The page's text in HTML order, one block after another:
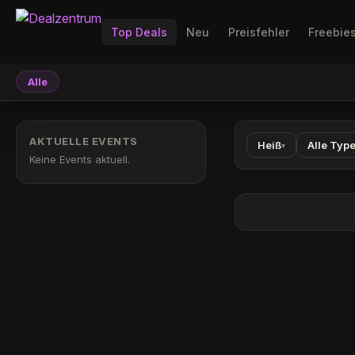
Top Deals Neu Preisfehler
Alle
AKTUELLE EVENTS
Keine Events aktuell.
Heiß▾ Alle